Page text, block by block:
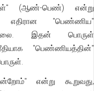
(ஆண்-பெண்) என்று
எதிரான "பெண்ணிய"
இதன் பொருள்
"பெண்ணியத்தின்"
என்று கூறுவது,